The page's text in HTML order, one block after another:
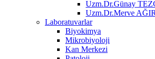
Uzm.Dr.Günay
Uzm.Dr.Merve
Laboratuvarlar
Biyokimya
Mikrobiyoloji
Kan Merkezi